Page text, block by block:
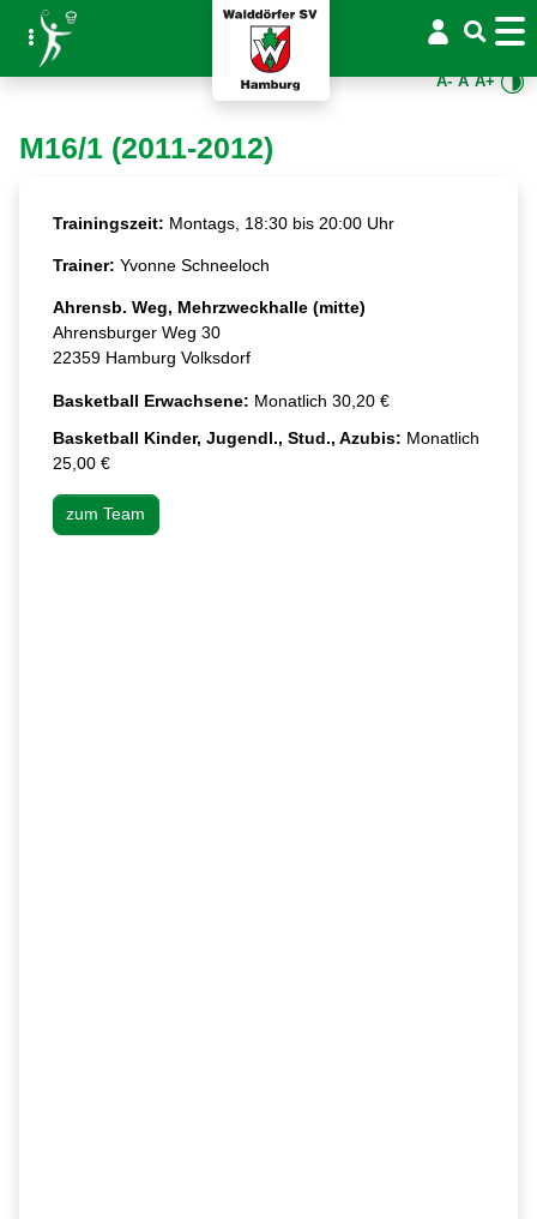
A- A A+
M16/1 (2011-2012)
Trainingszeit: Montags, 18:30 bis 20:00 Uhr
Trainer: Yvonne Schneeloch
Ahrensb. Weg, Mehrzweckhalle (mitte)
Ahrensburger Weg 30
22359 Hamburg Volksdorf
Basketball Erwachsene: Monatlich 30,20 €
Basketball Kinder, Jugendl., Stud., Azubis: Monatlich
25,00 €
zum Team